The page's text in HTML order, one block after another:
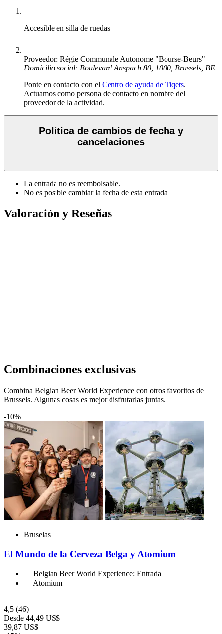
Accesible en silla de ruedas
Proveedor: Régie Communale Autonome "Bourse-Beurs"
Domicilio social: Boulevard Anspach 80, 1000, Brussels, BE
Ponte en contacto con el Centro de ayuda de Tiqets.
Actuamos como persona de contacto en nombre del
proveedor de la actividad.
Política de cambios de fecha y
cancelaciones
La entrada no es reembolsable.
No es posible cambiar la fecha de esta entrada
Valoración y Reseñas
Combinaciones exclusivas
Combina Belgian Beer World Experience con otros favoritos de
Brussels. Algunas cosas es mejor disfrutarlas juntas.
-10%
Bruselas
El Mundo de la Cerveza Belga y Atomium
Belgian Beer World Experience: Entrada
Atomium
4,5 (46)
Desde 44,49 US$
39,87 US$